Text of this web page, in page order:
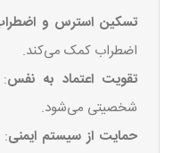
تسکین استرس و
اضطراب کمک می‌کند.
تقویت اعتماد به نفس
شخصیتی می‌شود.
حمایت از سیستم ایمنی: